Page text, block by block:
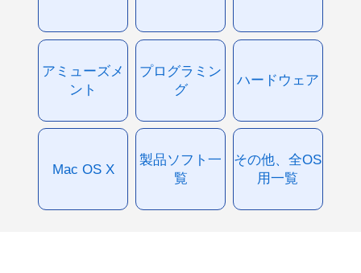
アミューズメ
ント
プログラミン
グ
ハードウェア
Mac OS X
製品ソフト一
覧
その他、全OS
用一覧